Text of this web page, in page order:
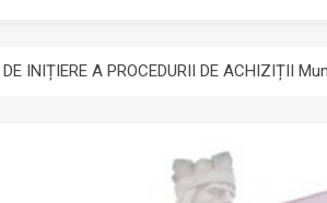
INIȚIERE A PROCEDURII DE ACHIZIȚII